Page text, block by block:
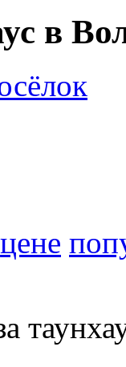
в
цене